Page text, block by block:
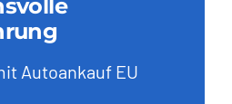
Autoankauf EU